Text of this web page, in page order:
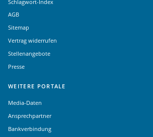
AGB
Sitemap
Vertrag widerrufen
Stellenangebote
Presse
WEITERE PORTALE
Media-Daten
Ansprechpartner
Bankverbindung